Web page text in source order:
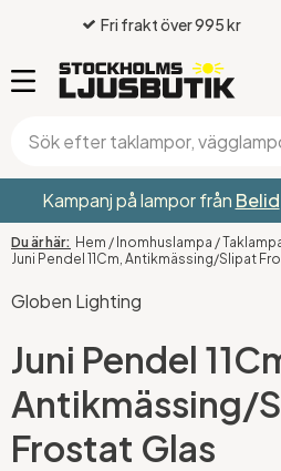
Fri frakt över 995 kr
Kampanj på lampor från Belid
Hem / Inomhuslampa /
Juni Pendel 11Cm, Antikmässing/Slipat
Globen Lighting
Juni Pendel
Antikmässing/
Frostat Glas